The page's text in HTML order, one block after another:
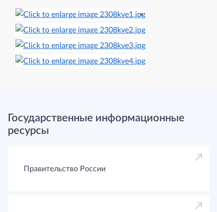
Государственные информационные
ресурсы
Правительство России